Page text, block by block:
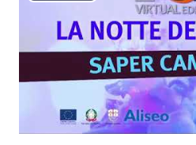
Video